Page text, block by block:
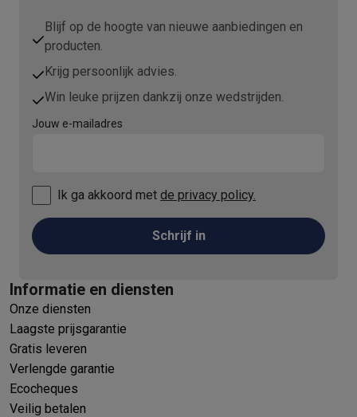
Blijf op de hoogte van nieuwe aanbiedingen en
producten.
Krijg persoonlijk advies.
Win leuke prijzen dankzij onze wedstrijden.
Jouw e-mailadres
Ik ga akkoord met de privacy policy.
Schrijf in
Informatie en diensten
Onze diensten
Laagste prijsgarantie
Gratis leveren
Verlengde garantie
Ecocheques
Veilig betalen